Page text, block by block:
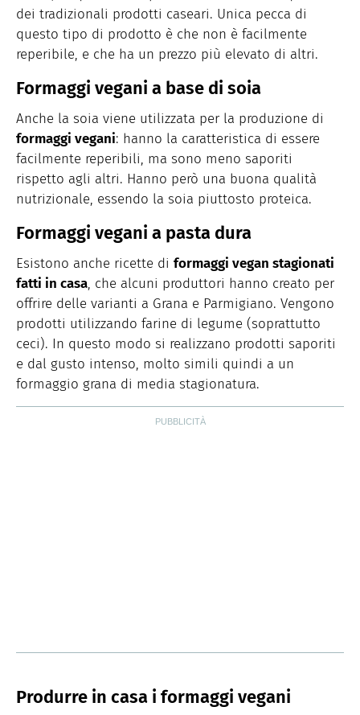
dei tradizionali prodotti caseari. Unica pecca di
questo tipo di prodotto è che non è facilmente
reperibile, e che ha un prezzo più elevato di altri.
Formaggi vegani a base di soia
Anche la soia viene utilizzata per la produzione di
formaggi vegani: hanno la caratteristica di essere
facilmente reperibili, ma sono meno saporiti
rispetto agli altri. Hanno però una buona qualità
nutrizionale, essendo la soia piuttosto proteica.
Formaggi vegani a pasta dura
Esistono anche ricette di formaggi vegan stagionati
fatti in casa, che alcuni produttori hanno creato per
offrire delle varianti a Grana e Parmigiano. Vengono
prodotti utilizzando farine di legume (soprattutto
ceci). In questo modo si realizzano prodotti saporiti
e dal gusto intenso, molto simili quindi a un
formaggio grana di media stagionatura.
Produrre in casa i formaggi vegani